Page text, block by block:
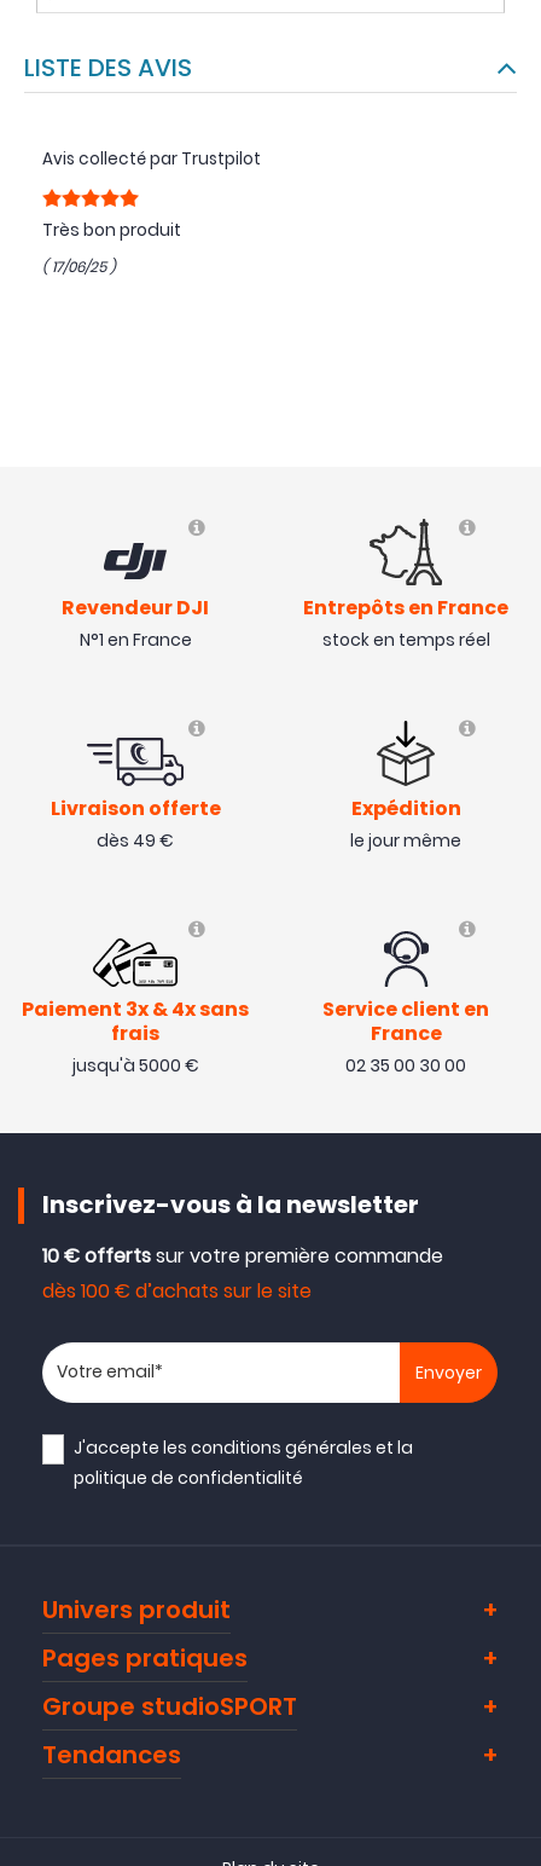
LISTE DES AVIS
Avis collecté par Trustpilot
Très bon produit
( 17/06/25 )
Revendeur DJI
N°1 en France
Entrepôts en France
stock en temps réel
Livraison offerte
dès 49 €
Expédition
le jour même
Paiement 3x & 4x sans
frais
jusqu'à 5000 €
Service client en
France
02 35 00 30 00
Inscrivez-vous à la newsletter
10 € offertssur votre première commande
dès 100 € d’achats sur le site
Votre adresse email
J'accepte lesconditions générales et la
politique de confidentialité
Univers produit
Pages pratiques
Groupe studioSPORT
Tendances